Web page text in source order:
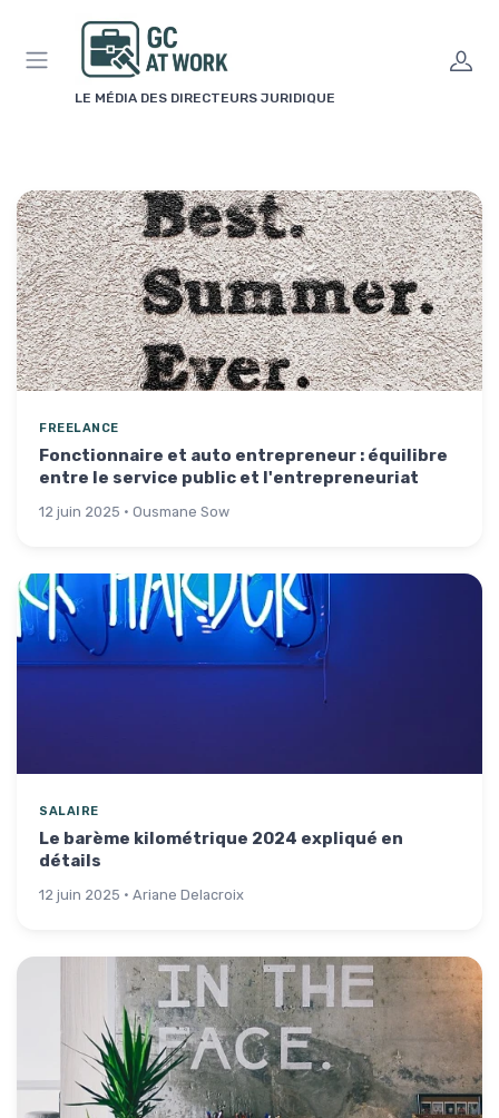
LE MÉDIA DES DIRECTEURS JURIDIQUE
FREELANCE
Fonctionnaire et auto entrepreneur : équilibre
entre le service public et l'entrepreneuriat
12 juin 2025 · Ousmane Sow
SALAIRE
Le barème kilométrique 2024 expliqué en
détails
12 juin 2025 · Ariane Delacroix